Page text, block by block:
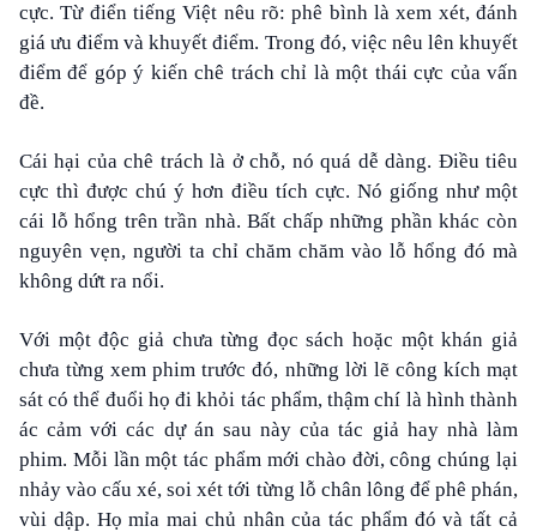
cực. Từ điển tiếng Việt nêu rõ: phê bình là xem xét, đánh
giá ưu điểm và khuyết điểm. Trong đó, việc nêu lên khuyết
điểm để góp ý kiến chê trách chỉ là một thái cực của vấn
đề.
Cái hại của chê trách là ở chỗ, nó quá dễ dàng. Điều tiêu
cực thì được chú ý hơn điều tích cực. Nó giống như một
cái lỗ hổng trên trần nhà. Bất chấp những phần khác còn
nguyên vẹn, người ta chỉ chăm chăm vào lỗ hổng đó mà
không dứt ra nổi.
Với một độc giả chưa từng đọc sách hoặc một khán giả
chưa từng xem phim trước đó, những lời lẽ công kích mạt
sát có thể đuổi họ đi khỏi tác phẩm, thậm chí là hình thành
ác cảm với các dự án sau này của tác giả hay nhà làm
phim. Mỗi lần một tác phẩm mới chào đời, công chúng lại
nhảy vào cấu xé, soi xét tới từng lỗ chân lông để phê phán,
vùi dập. Họ mỉa mai chủ nhân của tác phẩm đó và tất cả